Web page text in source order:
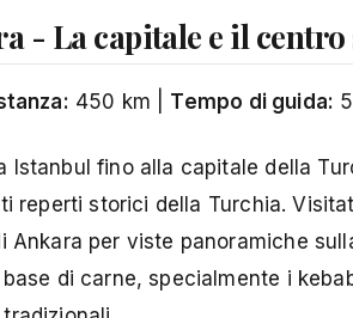
- La capitale e il
450 km | Tempo di guida:
Istanbul fino alla capitale della
reperti storici della Turchia.
Ankara per viste panoramiche
di carne, specialmente i